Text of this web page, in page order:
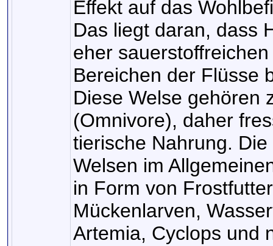
Effekt auf das
Das liegt daran, dass
eher
Bereichen der Flüsse
Diese Welse gehören
(Omnivore), daher
tierische Nahrung.
Welsen im
in Form von
Mückenlarven,
Artemia, Cyclops und